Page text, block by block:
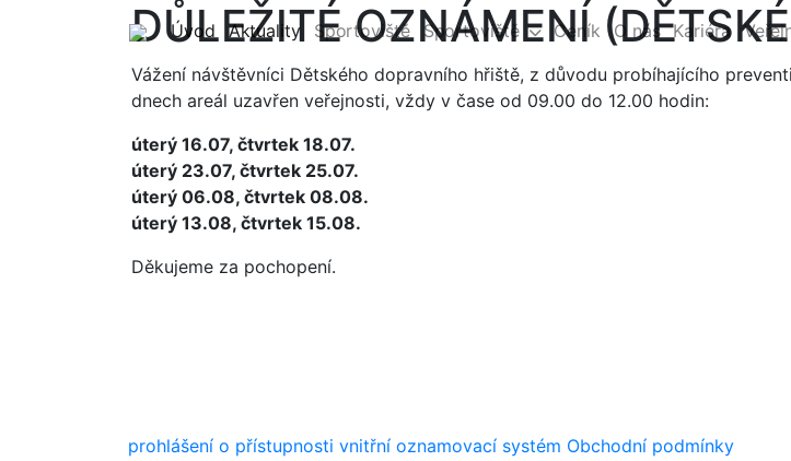
Úvod(current)
Aktuality(current)
Sportoviště Sportoviště Ceník O nás Kariéra
DŮLEŽITÉ OZNÁMENÍ
Vážení návštěvníci Dětského dopravního hřiště, z důvodu probíhajícího
dnech areál uzavřen veřejnosti, vždy v čase od 09.00 do 12.00 hodin:
úterý 16.07, čtvrtek 18.07.
úterý 23.07, čtvrtek 25.07.
úterý 06.08, čtvrtek 08.08.
úterý 13.08, čtvrtek 15.08.
Děkujeme za pochopení.
prohlášení o přístupnosti vnitřní oznamovací systém Obchodní podmínky